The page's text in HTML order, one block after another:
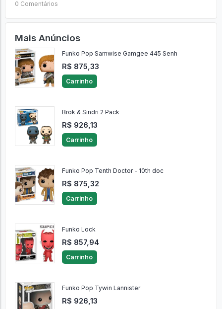
0 Comentários
Mais Anúncios
Funko Pop Samwise Gamgee 445 Senh
R$ 875,33
Carrinho
Brok & Sindri 2 Pack
R$ 926,13
Carrinho
Funko Pop Tenth Doctor - 10th doc
R$ 875,32
Carrinho
Funko Lock
R$ 857,94
Carrinho
Funko Pop Tywin Lannister
R$ 926,13